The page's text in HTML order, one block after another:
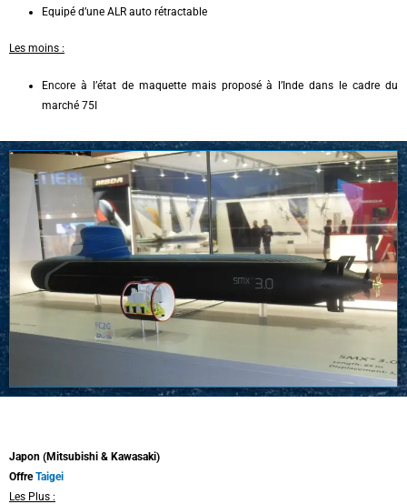
Equipé d’une ALR auto rétractable
Les moins :
Encore à l’état de maquette mais proposé à l’Inde dans le cadre du
marché 75I
Japon (Mitsubishi & Kawasaki)
OffreTaigei
Les Plus :